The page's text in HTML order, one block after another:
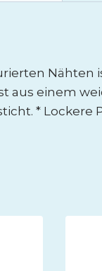
Nähten
aus einem
* Lockere